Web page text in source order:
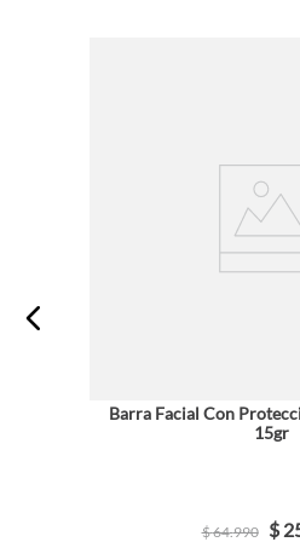
Barra Facial Con
15gr
$64.990 $